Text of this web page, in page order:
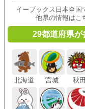
イーブックス日本全国
他県の情報はこ
29都道府県が
北海道 宮城 秋田